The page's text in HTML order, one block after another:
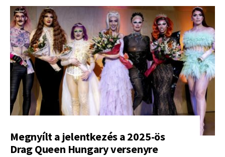
Megnyílt a jelentkezés a 2025-ös
Drag Queen Hungary versenyre